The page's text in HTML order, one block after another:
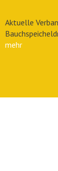
Aktuelle
mehr